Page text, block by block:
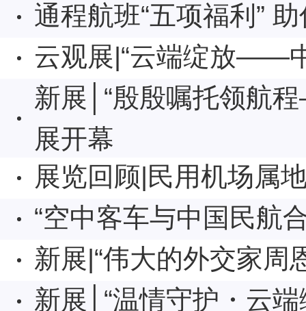
通程航班“五项福利”
云观展|“云端绽放——
新展│“殷殷嘱托领航
展开幕
展览回顾|民用机场属
“空中客车与中国民航
新展|“伟大的外交家周
新展│“温情守护・云